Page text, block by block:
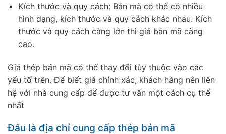
Kích thước và quy cách: Bản mã có thể có nhiều
hình dạng, kích thước và quy cách khác nhau. Kích
thước và quy cách càng lớn thì giá bản mã càng
cao.
Giá thép bản mã có thể thay đổi tùy thuộc vào các
yếu tố trên. Để biết giá chính xác, khách hàng nên liên
hệ với nhà cung cấp để được tư vấn một cách cụ thể
nhất
Đâu là địa chỉ cung cấp thép bản mã